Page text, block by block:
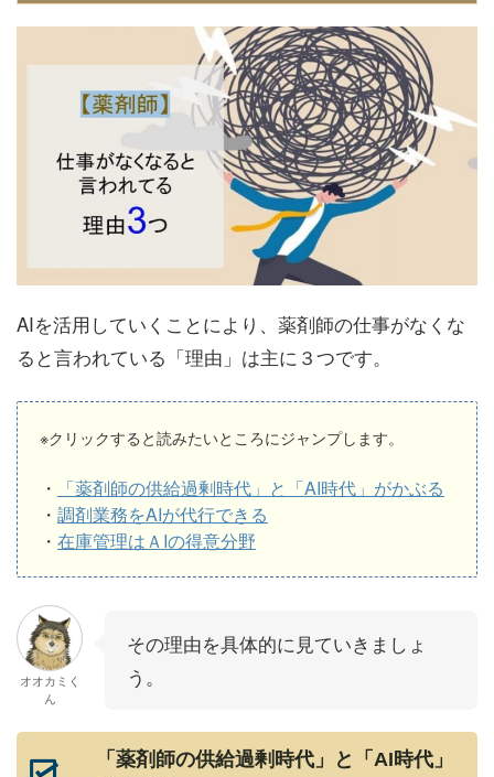
AIを活用していくことにより、薬剤師の仕事がなくな
ると言われている「理由」は主に３つです。
※クリックすると読みたいところにジャンプします。
・
「薬剤師の供給過剰時代」と「AI時代」がかぶる
・ 調剤業務をAIが代行できる
・ 在庫管理はＡIの得意分野
オオカミく
ん
その理由を具体的に見ていきましょ
う。
「薬剤師の供給過剰時代」と「AI時代」